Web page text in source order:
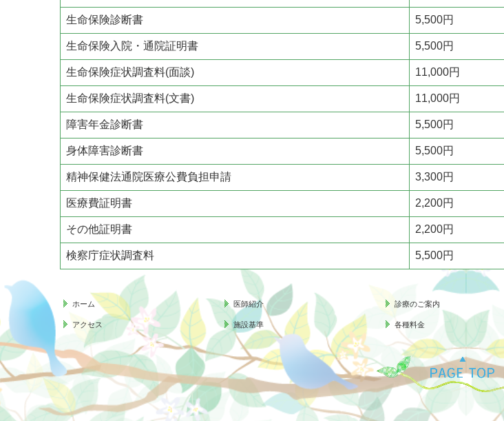
生命保険診断書 5,500円
生命保険入院・通院証明書 5,500円
生命保険症状調査料(面談) 11,000円
生命保険症状調査料(文書) 11,000円
障害年金診断書 5,500円
身体障害診断書 5,500円
精神保健法通院医療公費負担申請 3,300円
医療費証明書 2,200円
その他証明書 2,200円
検察庁症状調査料 5,500円
ホーム 医師紹介 診療のご案内
アクセス 施設基準 各種料金